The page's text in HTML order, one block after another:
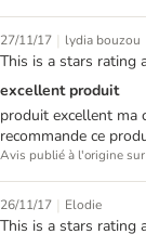
27/11/17 | lydia bouzou
This is a stars rating
excellent produit
produit excellent ma
recommande ce
Avis publié à l'origine
26/11/17 | Elodie
This is a stars rating